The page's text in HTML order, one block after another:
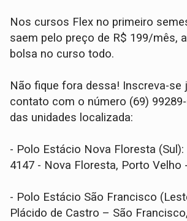
Nos cursos Flex no primeiro
saem pelo preço de R$ 199/mês,
bolsa no curso todo.
Não fique fora dessa! Inscreva-se
contato com o número (69)
das unidades localizada:
- Polo Estácio Nova Floresta (Sul):
4147 - Nova Floresta, Porto Velho
- Polo Estácio São Francisco
Plácido de Castro – São